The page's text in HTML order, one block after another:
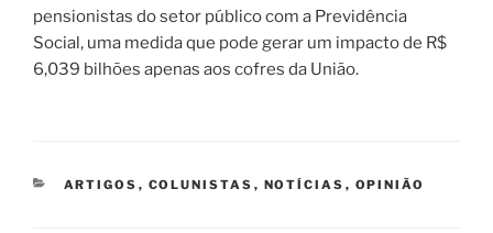
pensionistas do setor público com a Previdência
Social, uma medida que pode gerar um impacto de R$
6,039 bilhões apenas aos cofres da União.
CATEGORIAS
ARTIGOS , COLUNISTAS , NOTÍCIAS , OPINIÃO